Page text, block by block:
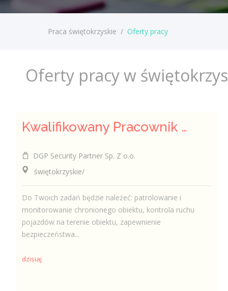
Praca świętokrzyskie / Oferty pracy
Oferty pracy w
Kwalifikowany Pracownik / Kwalifikowana Pracowniczka Ochrony
DGP Security Partner Sp. Z o.o.
świętokrzyskie/
Do Twoich zadań będzie należeć: patrolowanie i
monitorowanie chronionego obiektu, kontrola ruchu
pojazdów na terenie obiektu, zapewnienie
bezpieczeństwa...
dzisiaj